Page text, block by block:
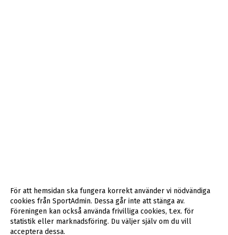
För att hemsidan ska fungera korrekt använder vi nödvändiga
cookies från SportAdmin. Dessa går inte att stänga av.
Föreningen kan också använda frivilliga cookies, t.ex. för
statistik eller marknadsföring. Du väljer själv om du vill
acceptera dessa.